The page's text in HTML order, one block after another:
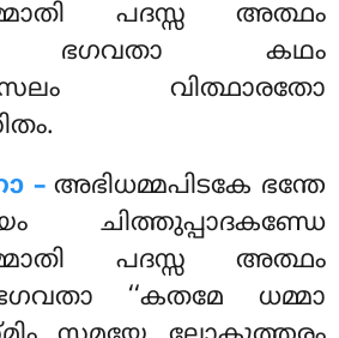
പദസ്സ അത്ഥം
ഭഗവതാ കഥം
വിത്ഥാരതോ
–അഭിധമ്മപിടകേ ഭന്തേ
ചിത്തുപ്പാദകണ്ഡേ
പദസ്സ അത്ഥം
‘‘കതമേ ധമ്മാ